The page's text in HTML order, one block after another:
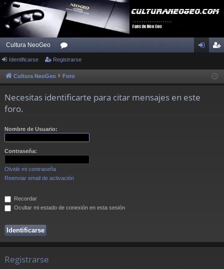
Cultura NeoGeo
or
os ist
Identificarse Registrarse
Cultura NeoGeo Foro
Necesitas identificarte para citar mensajes en este
foro.
Nombre de Usuario:
Contraseña:
Olvidé mi contraseña
Reenviar email de activación
Recordar
Ocultar mi estado de conexión en esta sesión
Registrarse